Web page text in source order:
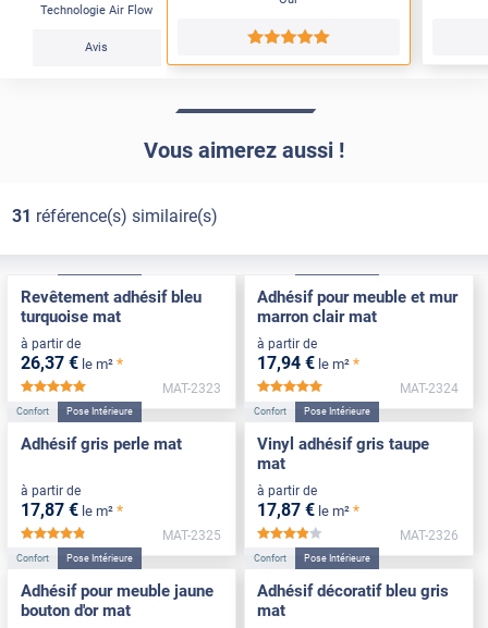
Technologie Air Flow
Avis
*****
Vous aimerez aussi !
31 référence(s) similaire(s)
Revêtement adhésif bleu
turquoise mat
à partir de
26,37 € le m² *
MAT-2323
Adhésif pour meuble et mur
marron clair mat
à partir de
17,94 € le m² *
MAT-2324
Confort Pose Intérieure
Adhésif gris perle mat
à partir de
17,87 € le m² *
*****
MAT-2325
Confort Pose Intérieure
Vinyl adhésif gris taupe
mat
à partir de
17,87 € le m² *
*****
MAT-2326
Confort Pose Intérieure
Adhésif pour meuble jaune
bouton d'or mat
Confort Pose Intérieure
Adhésif décoratif bleu gris
mat